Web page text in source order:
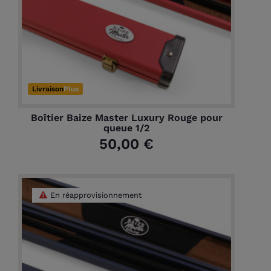
LivraisonPlus
Boîtier Baize Master Luxury Rouge pour
queue 1/2
50,00 €
En réapprovisionnement